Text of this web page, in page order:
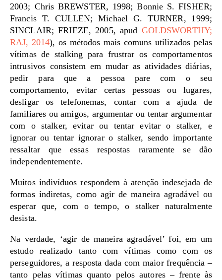
2003; Chris BREWSTER, 1998; Bonnie S. FISHER;
Francis T. CULLEN; Michael G. TURNER, 1999;
SINCLAIR; FRIEZE, 2005, apud GOLDSWORTHY;
RAJ, 2014), os métodos mais comuns utilizados pelas
vítimas de stalking para frustrar os comportamentos
intrusivos consistem em mudar as atividades diárias,
pedir para que a pessoa pare com o seu
comportamento, evitar certas pessoas ou lugares,
desligar os telefonemas, contar com a ajuda de
familiares ou amigos, argumentar ou tentar argumentar
com o stalker, evitar ou tentar evitar o stalker, e
ignorar ou tentar ignorar o stalker, sendo importante
ressaltar que essas respostas raramente se dão
independentemente.
Muitos indivíduos respondem à atenção indesejada de
formas indiretas, como agir de maneira agradável ou
esperar que, com o tempo, o stalker naturalmente
desista.
Na verdade, ‘agir de maneira agradável’ foi, em um
estudo realizado tanto com vítimas como com os
perseguidores, a resposta dada com maior frequência –
tanto pelas vítimas quanto pelos autores – frente às